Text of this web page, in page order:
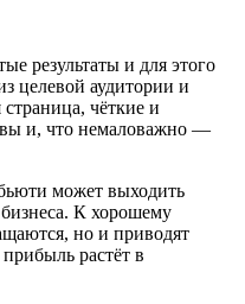
результаты и для этого
целевой аудитории и
чёткие и
и, что немаловажно —
может выходить
К хорошему
но и приводят
растёт в